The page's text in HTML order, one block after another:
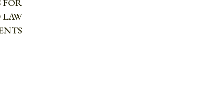
FOR
LAW